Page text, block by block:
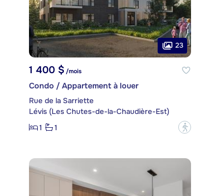
23
1 400 $/mois
Condo / Appartement à louer
Rue de la Sarriette
Lévis (Les Chutes-de-la-Chaudière-Est)
1
1 ?